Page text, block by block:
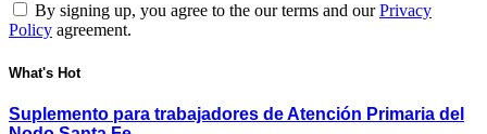
By signing up, you agree to the our terms and ourPrivacy
Policy agreement.
What's Hot
Suplemento para trabajadores de Atención Primaria del